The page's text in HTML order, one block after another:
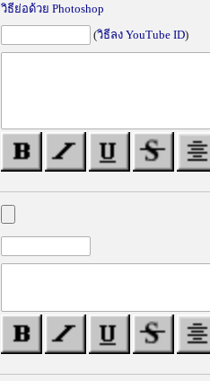
วิธีย่อด้วย Photoshop
(วิธีลง YouTube ID)